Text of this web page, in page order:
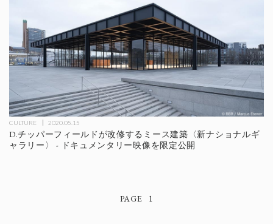
CULTURE 2020.05.15
D.チッパーフィールドが改修するミース建築〈新ナショナルギ
ャラリー〉 - ドキュメンタリー映像を限定公開
1